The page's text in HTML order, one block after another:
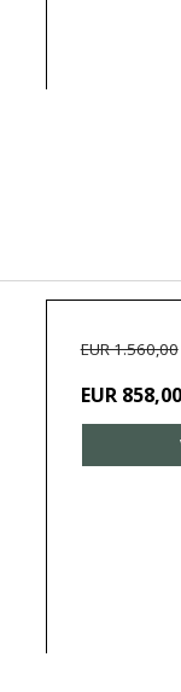
EUR 1.560,00
EUR 858,00